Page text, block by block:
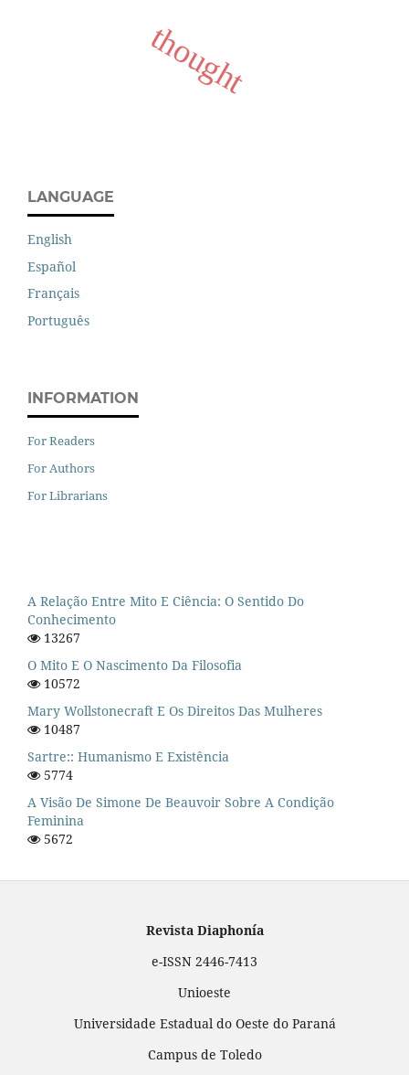
thought
LANGUAGE
English
Español
Français
Português
INFORMATION
For Readers
For Authors
For Librarians
A Relação Entre Mito E Ciência: O Sentido Do
Conhecimento
13267
O Mito E O Nascimento Da Filosofia
10572
Mary Wollstonecraft E Os Direitos Das Mulheres
10487
Sartre:: Humanismo E Existência
5774
A Visão De Simone De Beauvoir Sobre A Condição
Feminina
5672
Revista Diaphonía
e-ISSN 2446-7413
Unioeste
Universidade Estadual do Oeste do Paraná
Campus de Toledo